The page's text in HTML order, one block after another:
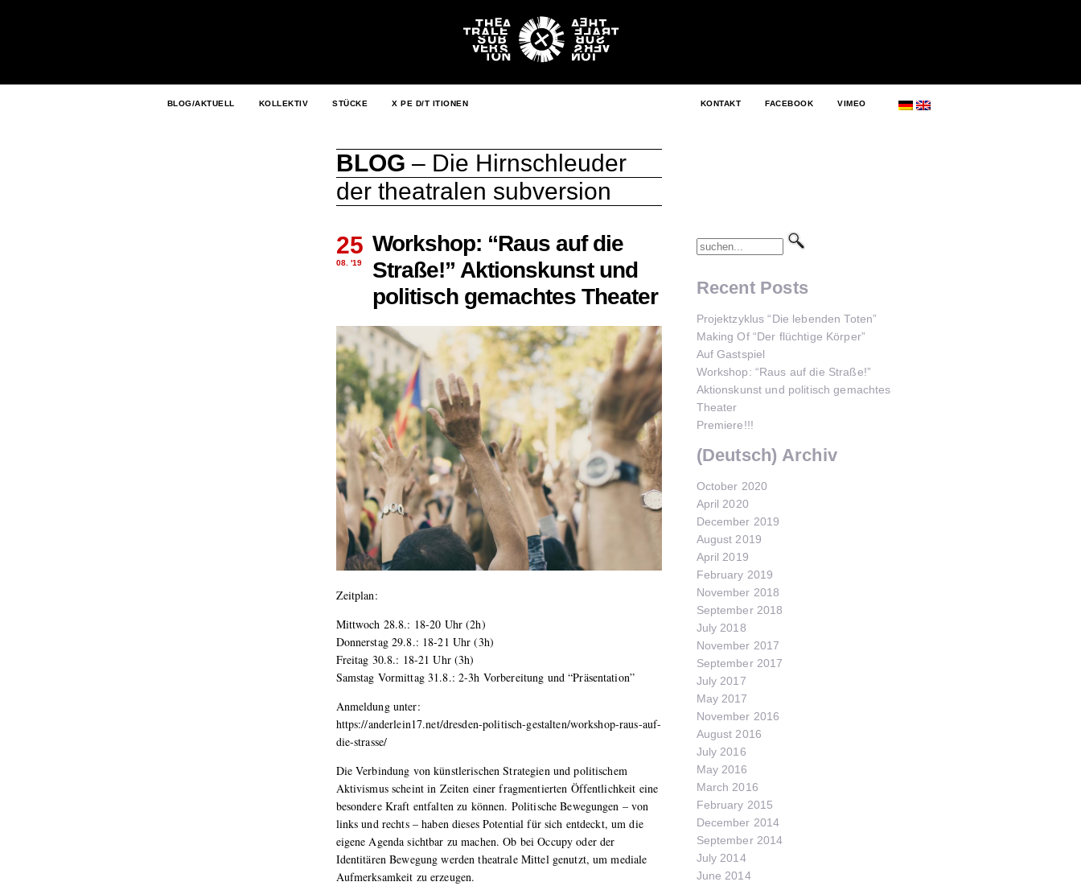
KONTAKT FACEBOOK VIMEO
BLOG/AKTUELL KOLLEKTIV STÜCKE X PE D/T ITIONEN
BLOG – Die Hirnschleuder
der theatralen subversion
25
08. '19
Workshop: “Raus auf die
Straße!” Aktionskunst und
politisch gemachtes Theater
Zeitplan:
Mittwoch 28.8.: 18-20 Uhr (2h)
Donnerstag 29.8.: 18-21 Uhr (3h)
Freitag 30.8.: 18-21 Uhr (3h)
Samstag Vormittag 31.8.: 2-3h Vorbereitung und “Präsentation”
Anmeldung unter:
https://anderlein17.net/dresden-politisch-gestalten/workshop-raus-auf-
die-strasse/
Die Verbindung von künstlerischen Strategien und politischem
Aktivismus scheint in Zeiten einer fragmentierten Öffentlichkeit eine
besondere Kraft entfalten zu können. Politische Bewegungen – von
links und rechts – haben dieses Potential für sich entdeckt, um die
eigene Agenda sichtbar zu machen. Ob bei Occupy oder der
Identitären Bewegung werden theatrale Mittel genutzt, um mediale
Aufmerksamkeit zu erzeugen.
Recent Posts
Projektzyklus “Die lebenden Toten”
Making Of “Der flüchtige Körper”
Auf Gastspiel
Workshop: “Raus auf die Straße!”
Aktionskunst und politisch gemachtes
Theater
Premiere!!!
(Deutsch) Archiv
October 2020
April 2020
December 2019
August 2019
April 2019
February 2019
November 2018
September 2018
July 2018
November 2017
September 2017
July 2017
May 2017
November 2016
August 2016
July 2016
May 2016
March 2016
February 2015
December 2014
September 2014
July 2014
June 2014